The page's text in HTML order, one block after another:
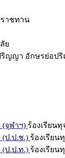
ราชทาน
ย
ริญญา อักษรย่อป
(จุฬาฯ) ร้องเรียน
(ป.ป.ช.) ร้องเรียน
(ป.ป.ท.) ร้องเรียน